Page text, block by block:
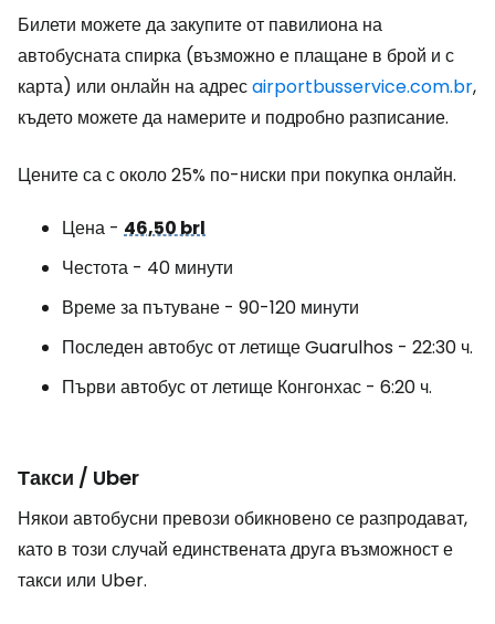
Билети можете да закупите от павилиона на
автобусната спирка (възможно е плащане в брой и с
карта) или онлайн на адресairportbusservice.com.br,
където можете да намерите и подробно разписание.
Цените са с около 25% по-ниски при покупка онлайн.
Цена - 46,50 brl
Честота - 40 минути
Време за пътуване - 90-120 минути
Последен автобус от летище Guarulhos - 22:30 ч.
Първи автобус от летище Конгонхас - 6:20 ч.
Такси / Uber
Някои автобусни превози обикновено се разпродават,
като в този случай единствената друга възможност е
такси или Uber.